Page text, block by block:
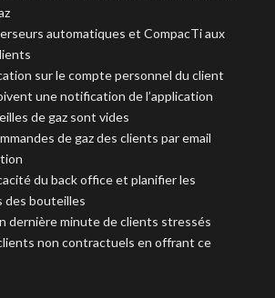
automatiques et CompacTi aux
sur le compte personnel du client
une notification de l’application
de gaz sont vides
de gaz des clients par email
du back office et planifier les
des bouteilles
dernière minute de clients stressés
non contractuels en offrant ce